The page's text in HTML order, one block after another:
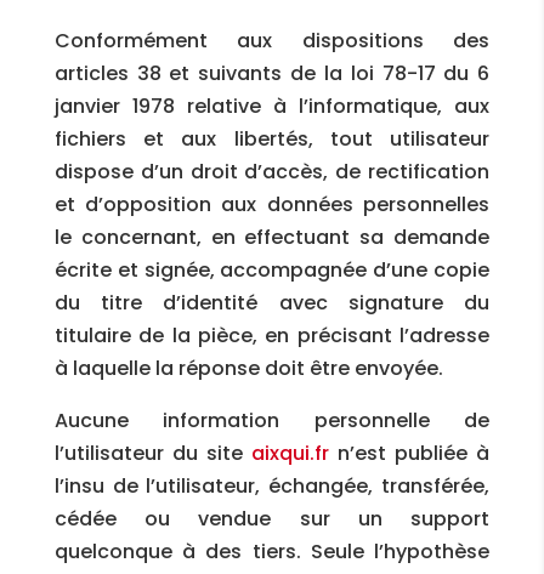
Conformément aux dispositions des
articles 38 et suivants de la loi 78-17 du 6
janvier 1978 relative à l’informatique, aux
fichiers et aux libertés, tout utilisateur
dispose d’un droit d’accès, de rectification
et d’opposition aux données personnelles
le concernant, en effectuant sa demande
écrite et signée, accompagnée d’une copie
du titre d’identité avec signature du
titulaire de la pièce, en précisant l’adresse
à laquelle la réponse doit être envoyée.
Aucune information personnelle de
l’utilisateur du site aixqui.fr n’est publiée à
l’insu de l’utilisateur, échangée, transférée,
cédée ou vendue sur un support
quelconque à des tiers. Seule l’hypothèse